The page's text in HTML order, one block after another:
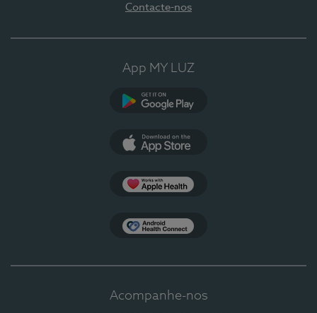
Contacte-nos
App MY LUZ
Acompanhe-nos